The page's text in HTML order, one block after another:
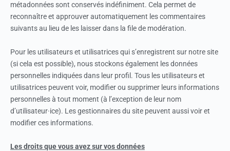
métadonnées sont conservés indéfiniment. Cela permet de
reconnaître et approuver automatiquement les commentaires
suivants au lieu de les laisser dans la file de modération.
Pour les utilisateurs et utilisatrices qui s’enregistrent sur notre site
(si cela est possible), nous stockons également les données
personnelles indiquées dans leur profil. Tous les utilisateurs et
utilisatrices peuvent voir, modifier ou supprimer leurs informations
personnelles à tout moment (à l’exception de leur nom
d’utilisateur·ice). Les gestionnaires du site peuvent aussi voir et
modifier ces informations.
Les droits que vous avez sur vos données